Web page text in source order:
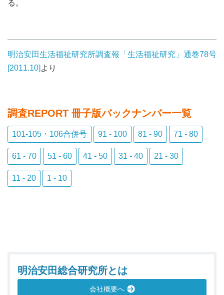
る。
明治安田生活福祉研究所調査報「生活福祉研究」通巻78号
[2011.10] より
調査REPORT 冊子版バックナンバー一覧
101-105・106合併号 91 - 100 81 - 90 71 - 80
61 - 70 51 - 60 41 - 50 31 - 40 21 - 30
11 - 20 1 - 10
明治安田総合研究所とは
会社概要へ